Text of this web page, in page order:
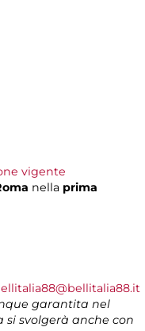
vigente
nella prima
garantita nel
svolgerà anche con